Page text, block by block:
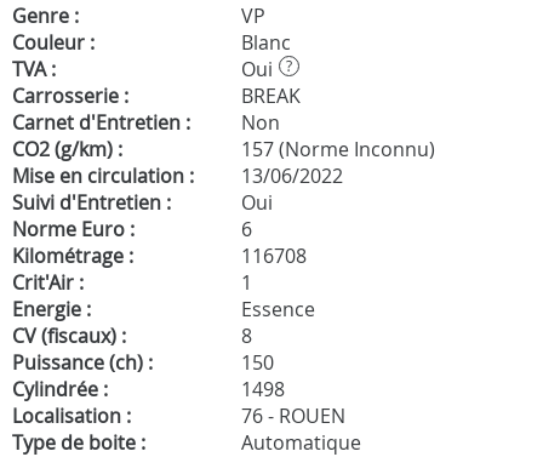
Genre :
VP
Couleur :
Blanc
TVA :
Oui ?
Carrosserie :
BREAK
Carnet d'Entretien :
Non
CO2 (g/km) :
157 (Norme Inconnu)
Mise en circulation :
13/06/2022
Suivi d'Entretien :
Oui
Norme Euro :
6
Kilométrage :
116708
Crit'Air :
1
Energie :
Essence
CV (fiscaux) :
8
Puissance (ch) :
150
Cylindrée :
1498
Localisation :
76 - ROUEN
Type de boite :
Automatique